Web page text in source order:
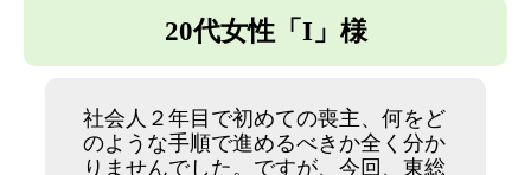
20代女性「I」様
社会人２年目で初めての喪主、何をど
のような手順で進めるべきか全く分か
りませんでした。ですが、今回、東総